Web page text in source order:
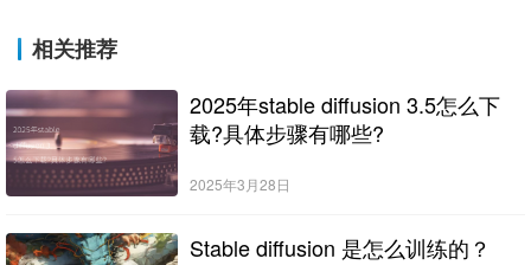
相关推荐
2025年stable diffusion 3.5怎么下
载?具体步骤有哪些?
2025年3月28日
Stable diffusion 是怎么训练的？